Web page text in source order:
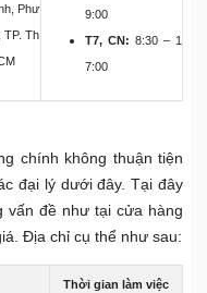
Phư
TP. Th
9:00
T7, CN: 8:30 – 1
7:00
chính không thuận tiện
đại lý dưới đây. Tại đây
vấn đề như tại cửa hàng
Địa chỉ cụ thể như sau:
Thời gian làm việc